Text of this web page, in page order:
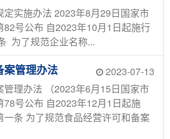
实施办法 2023年8月29日国家市
号公布 自2023年10月1日起施行
为了规范企业名称...
2023-07-13
案管理办法
管理办法 （2023年6月15日国家市
号公布 自2023年12月1日起施
一条 为了规范食品经营许可和备案